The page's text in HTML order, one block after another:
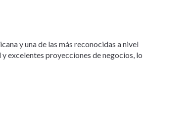
y una de las más reconocidas a nivel
excelentes proyecciones de negocios, lo